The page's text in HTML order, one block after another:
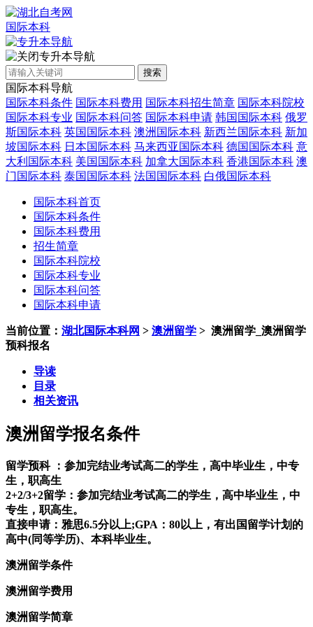
国际本科
专升本导航
搜索
国际本科导航
国际本科条件 国际本科费用 国际本科招生简章 国际本科院校
国际本科专业 国际本科问答 国际本科申请 韩国国际本科 俄罗
斯国际本科 英国国际本科 澳洲国际本科 新西兰国际本科 新加
坡国际本科 日本国际本科 马来西亚国际本科 德国国际本科 意
大利国际本科 美国国际本科 加拿大国际本科 香港国际本科 澳
门国际本科 泰国国际本科 法国国际本科 白俄国际本科
国际本科首页
国际本科条件
国际本科费用
招生简章
国际本科院校
国际本科专业
国际本科问答
国际本科申请
当前位置： 湖北国际本科网 > 澳洲留学 > 澳洲留学_澳洲留学
预科报名
导读
目录
相关资讯
澳洲留学报名条件
留学预科 ：参加完结业考试高二的学生，高中毕业生，中专
生，职高生
2+2/3+2留学：参加完结业考试高二的学生，高中毕业生，中
专生，职高生。
直接申请：雅思6.5分以上;GPA：80以上，有出国留学计划的
高中(同等学历)、本科毕业生。
澳洲留学条件
澳洲留学费用
澳洲留学简章